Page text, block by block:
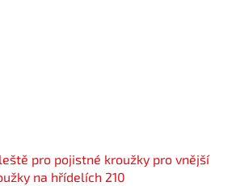
pro pojistné kroužky pro vnější
na hřídelích 210